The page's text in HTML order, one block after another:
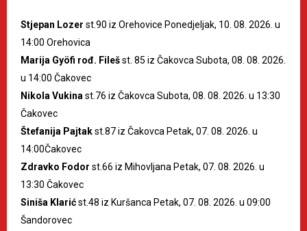
Stjepan Lozer st.90 iz Orehovice Ponedjeljak, 10. 08. 2026. u
14:00 Orehovica
Marija Gyöfi rođ. Filešst. 85 iz Čakovca Subota, 08. 08. 2026.
u 14:00 Čakovec
Nikola Vukina st.76 iz Čakovca Subota, 08. 08. 2026. u 13:30
Čakovec
Štefanija Pajtakst.87 iz Čakovca Petak, 07. 08. 2026. u
14:00Čakovec
Zdravko Fodor st.66 iz Mihovljana Petak, 07. 08. 2026. u
13:30 Čakovec
Siniša Klarićst.48 iz Kuršanca Petak, 07. 08. 2026. u 09:00
Šandorovec